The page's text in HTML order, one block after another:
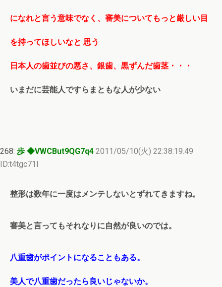
になれと言う意味でなく、審美についてもっと厳しい目
を持ってほしいなと 思う
日本人の歯並びの悪さ、銀歯、黒ずんだ歯茎・・・
いまだに芸能人ですらまともな人が少ない
268: 歩 ◆VWCBut9QG7q4 2011/05/10(火) 22:38:19.49
ID:t4tgc71I
整形は数年に一度はメンテしないとずれてきますね。
審美と言ってもそれなりに自然が良いのでは。
八重歯がポイントになることもある。
美人で八重歯だったら良いじゃないか。